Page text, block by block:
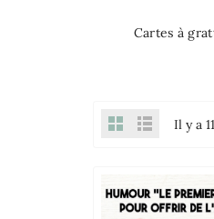
Cartes à
Il y a